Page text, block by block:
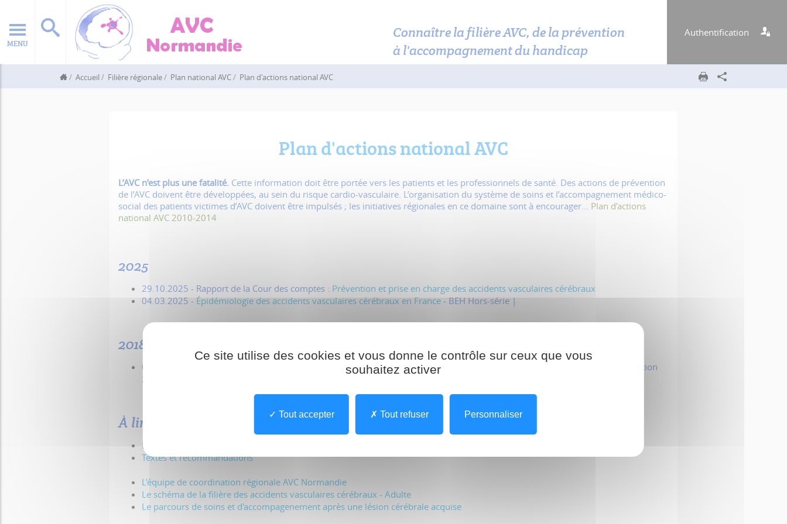
MENU
Authentification
Connaître la filière AVC, de la prévention
à l'accompagnement du handicap
Accueil Filière régionale Plan national AVC Plan d'actions national AVC
Plan d'actions national AVC
L’AVC n’est plus une fatalité. Cette information doit être portée vers les patients et les professionnels de santé. Des actions de prévention
de l’AVC doivent être développées, au sein du risque cardio-vasculaire. L’organisation du système de soins et l’accompagnement médico-
social des patients victimes d’AVC doivent être impulsés ; les initiatives régionales en ce domaine sont à encourager... Plan d’actions
national AVC 2010-2014
2025
29.10.2025 - Rapport de la Cour des comptes : Prévention et prise en charge des accidents vasculaires cérébraux
04.03.2025 - Épidémiologie des accidents vasculaires cérébraux en France - BEH Hors-série |
2018
06.03.2018 - Impact du PLAN AVC sur la prise en charge des Accidents Vasculaires Cérébraux ischémiques constitués
évolution
2011-2016 des indicateurs d'évaluation de la Haute Autorité de Santé - BEH 5 |
À lire aussi :
La prise en charge des AVC
Textes et recommandations
L'équipe de coordination régionale AVC Normandie
Le schéma de la filière des accidents vasculaires cérébraux - Adulte
Le parcours de soins et d'accompagenement après une lésion cérébrale acquise
Ce site utilise des cookies et vous donne le contrôle sur ceux que vous
souhaitez activer
Tout accepter Tout refuser Personnaliser